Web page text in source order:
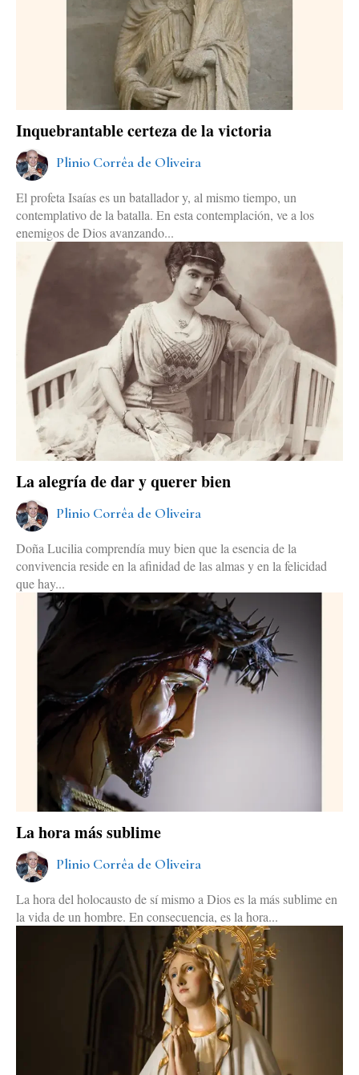
Inquebrantable certeza de la victoria
Plinio Corrêa de Oliveira
El profeta Isaías es un batallador y, al mismo tiempo, un
contemplativo de la batalla. En esta contemplación, ve a los
enemigos de Dios avanzando...
La alegría de dar y querer bien
Plinio Corrêa de Oliveira
Doña Lucilia comprendía muy bien que la esencia de la
convivencia reside en la afinidad de las almas y en la felicidad
que hay...
La hora más sublime
Plinio Corrêa de Oliveira
La hora del holocausto de sí mismo a Dios es la más sublime en
la vida de un hombre. En consecuencia, es la hora...